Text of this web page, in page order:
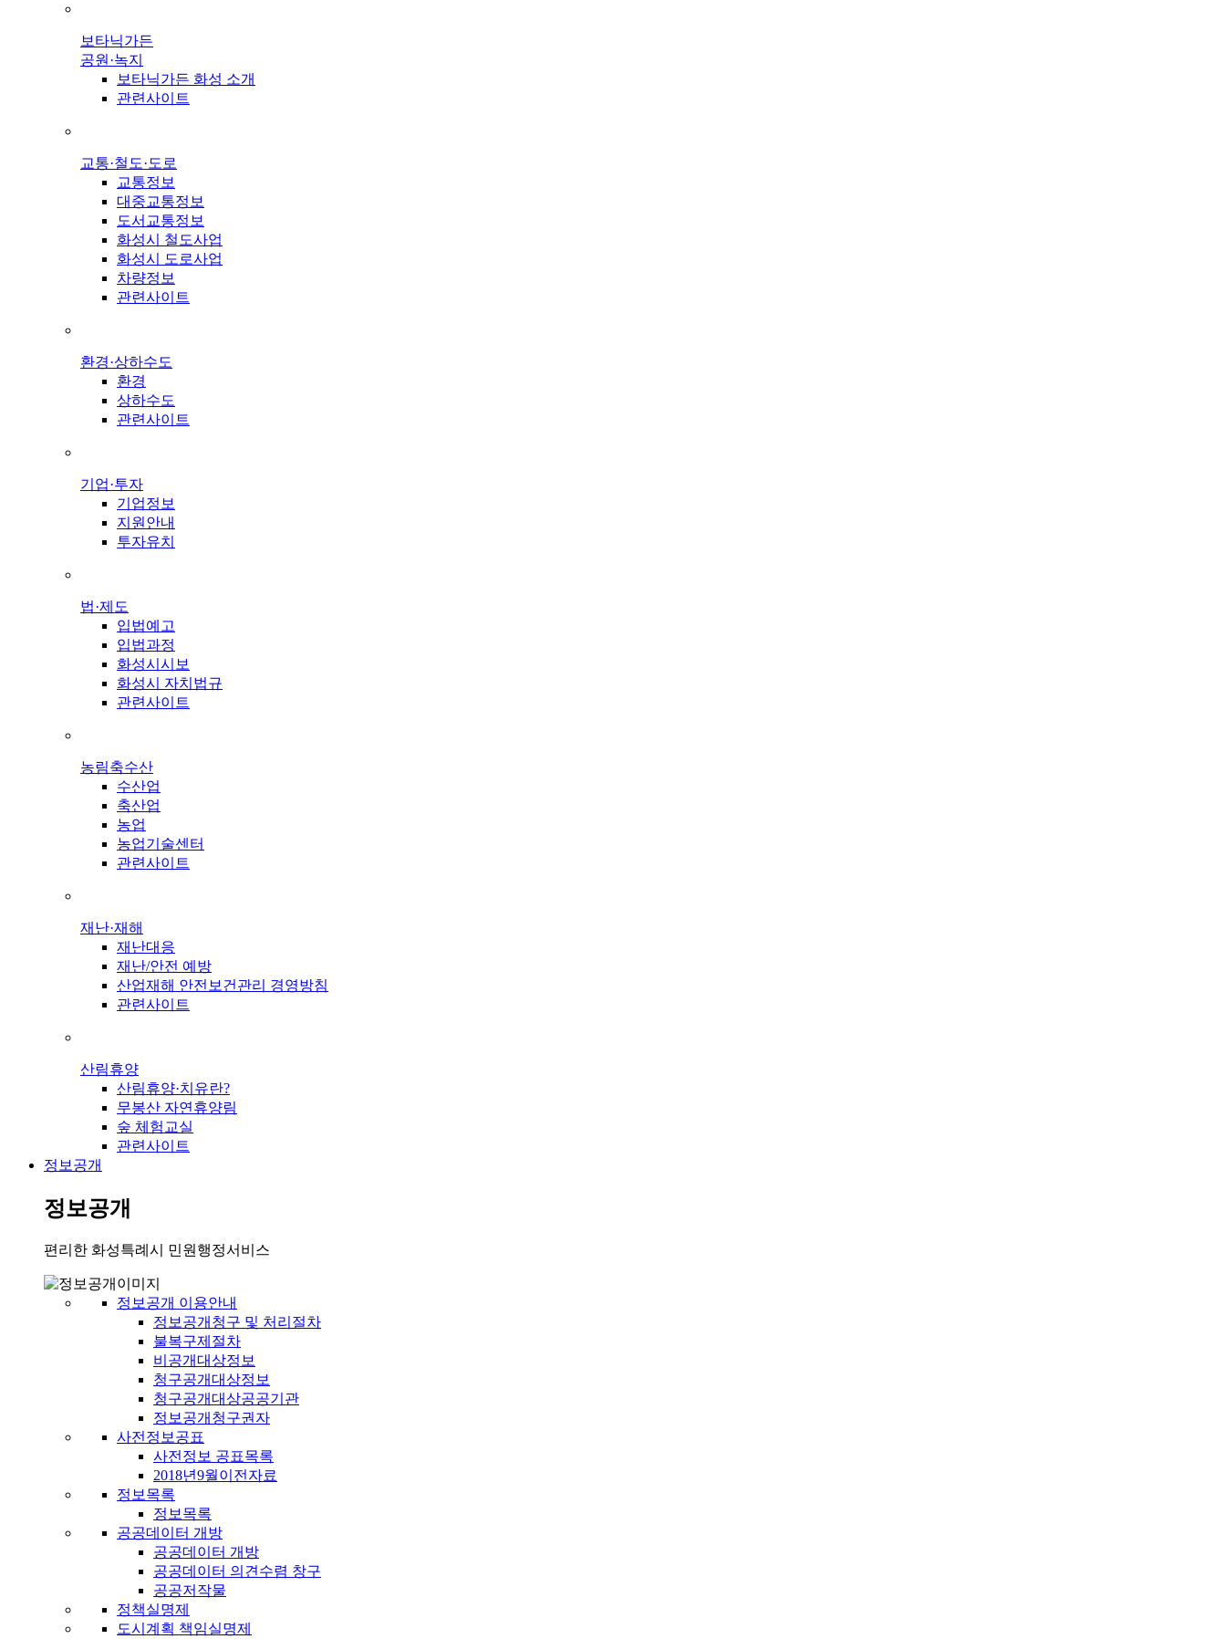
보타닉가든
공원·녹지
보타닉가든 화성 소개
관련사이트
교통·철도·도로
교통정보
대중교통정보
도서교통정보
화성시 철도사업
화성시 도로사업
차량정보
관련사이트
환경·상하수도
환경
상하수도
관련사이트
기업·투자
기업정보
지원안내
투자유치
법·제도
입법예고
입법과정
화성시시보
화성시 자치법규
관련사이트
농림축수산
수산업
축산업
농업
농업기술센터
관련사이트
재난·재해
재난대응
재난/안전 예방
산업재해 안전보건관리 경영방침
관련사이트
산림휴양
산림휴양·치유란?
무봉산 자연휴양림
숲 체험교실
관련사이트
정보공개
정보공개
편리한 화성특례시 민원행정서비스
정보공개 이용안내
정보공개청구 및 처리절차
불복구제절차
비공개대상정보
청구공개대상정보
청구공개대상공공기관
정보공개청구권자
사전정보공표
사전정보 공표목록
2018년9월이전자료
정보목록
정보목록
공공데이터 개방
공공데이터 개방
공공데이터 의견수렴 창구
공공저작물
정책실명제
도시계획 책임실명제